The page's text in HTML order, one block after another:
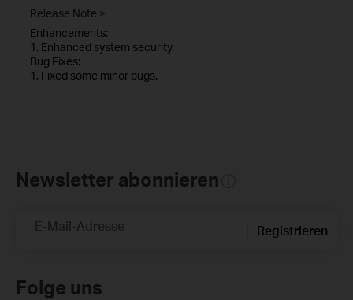
Release Note >
Enhancements:
1. Enhanced system security.
Bug Fixes:
1. Fixed some minor bugs.
Newsletter abonnieren
E-Mail-Adresse Registrieren
Folge uns